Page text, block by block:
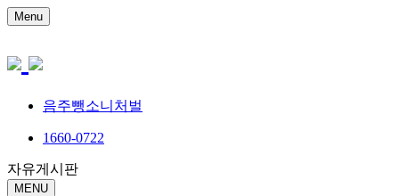
Menu
음주뺑소니처벌
1660-0722
자유게시판
MENU